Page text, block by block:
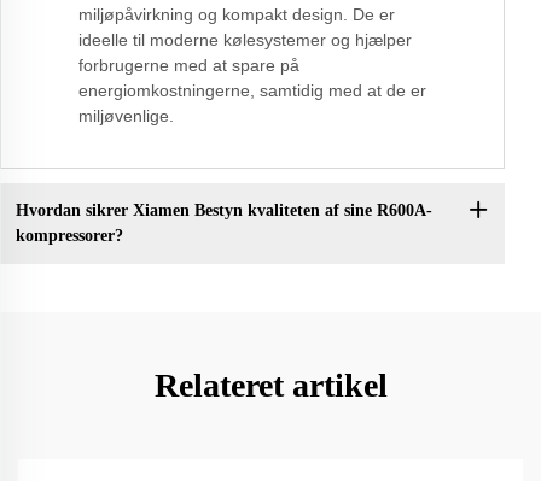
miljøpåvirkning og kompakt design. De er
ideelle til moderne kølesystemer og hjælper
forbrugerne med at spare på
energiomkostningerne, samtidig med at de er
miljøvenlige.
Hvordan sikrer Xiamen Bestyn kvaliteten af sine R600A-
kompressorer?
Relateret artikel